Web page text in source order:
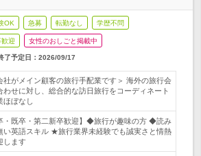
OK 急募 転勤なし 学歴不問
迎 女性のおしごと掲載中
了予定日： 2026/09/17
社がメイン顧客の旅行手配業です＞ 海外の旅行会
わせに対し、総合的な訪日旅行をコーディネート
ほぼなし
・既卒・第二新卒歓迎】◆旅行が趣味の方 ◆読み
い英語スキル ★旅行業界未経験でも誠実さと情熱
します